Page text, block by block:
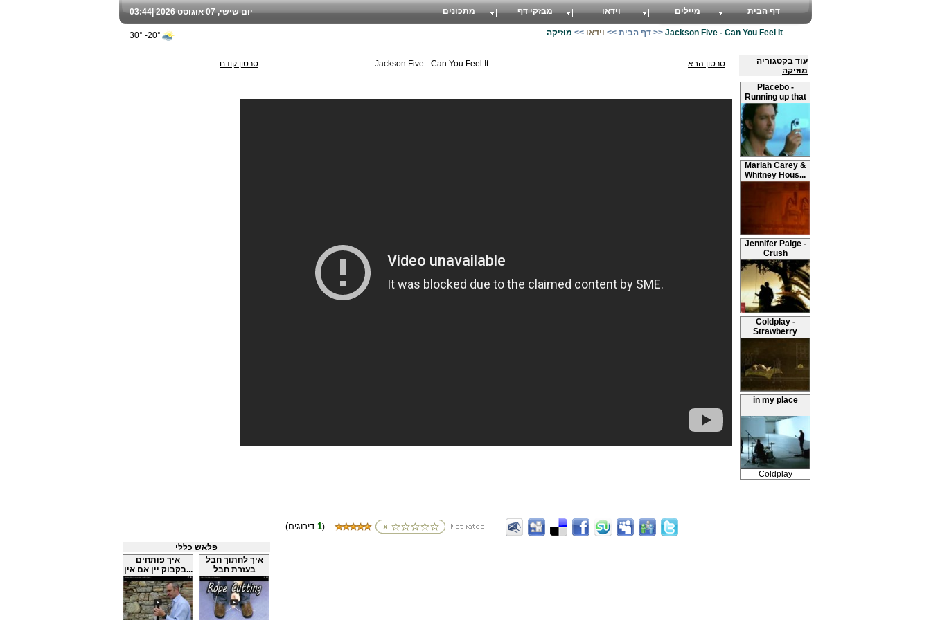
סרטון קודם Jackson Five - Can You Feel It סרטון הבא
1)
עוד בקטגוריה
מוזיקה
Placebo -
Running up that
hill
Mariah Carey &
Whitney Hous...
Jennifer Paige -
Crush
Coldplay -
Strawberry
Swing
in my place
Coldplay
פלאש כללי
איך פותחים
בקבוק יין אם אין...
איך לחתוך חבל
בעזרת חבל
03:44 יום שישי, 07 אוגוסט 2026 | דף הבית מיילים וידאו מבזקי דף מתכונים
20°- 30° דף הבית >> וידאו >> מוזיקה >> Jackson Five - Can You Feel It